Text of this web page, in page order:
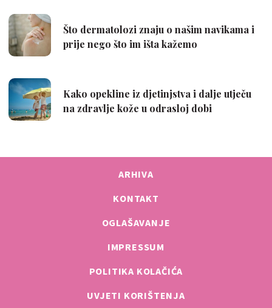
ARHIVA
KONTAKT
OGLAŠAVANJE
IMPRESSUM
POLITIKA KOLAČIĆA
UVJETI KORIŠTENJA